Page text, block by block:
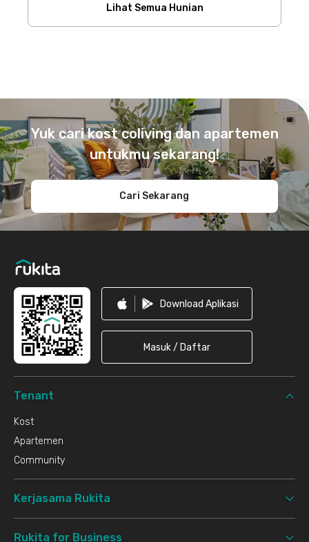
Lihat Semua Hunian
Yuk cari kost coliving dan apartemen
untukmu sekarang!
Cari Sekarang
Download Aplikasi
Masuk / Daftar
Tenant
Kost
Apartemen
Community
Kerjasama Rukita
Rukita for Business